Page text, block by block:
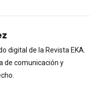
digital de la Revista EKA.
de comunicación y